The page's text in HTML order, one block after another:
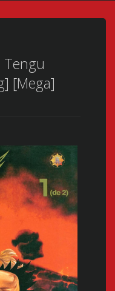
Tengu
[Mega]